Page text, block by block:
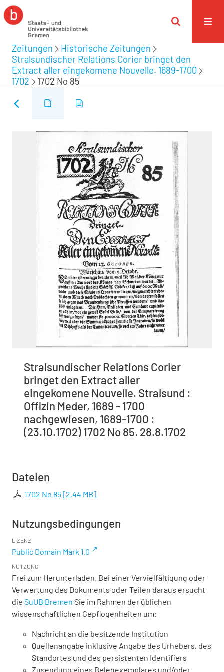
Zeitungen
Historische Zeitungen
Stralsundischer Relations Corier bringet den
Extract aller eingekomene Nouvelle. 1689-1700
1702
1702 No 85
Stralsundischer Relations Corier
bringet den Extract aller
eingekomene Nouvelle. Stralsund :
Offizin Meder, 1689 - 1700
nachgewiesen, 1689-1700 :
(23.10.1702) 1702 No 85. 28.8.1702
Dateien
1702 No 85[2,44 MB]
Nutzungsbedingungen
LIZENZ
Public Domain Mark 1.0
NUTZUNG
Frei zum Herunterladen. Bei einer Vervielfältigung oder
Verwertung des Dokuments oder Teilen daraus ersucht
die SuUB Bremen Sie im Rahmen der üblichen
wissenschaftlichen Gepflogenheiten um:
Nachricht an die besitzende Institution
Quellenangabe inklusive Angabe des Urhebers, des
Standortes und des persistenten Identifiers
Zusendung eines Belegexemplares und/oder